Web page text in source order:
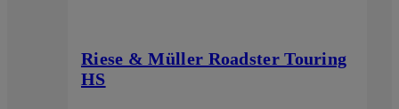
Riese & Müller Roadster Touring
HS